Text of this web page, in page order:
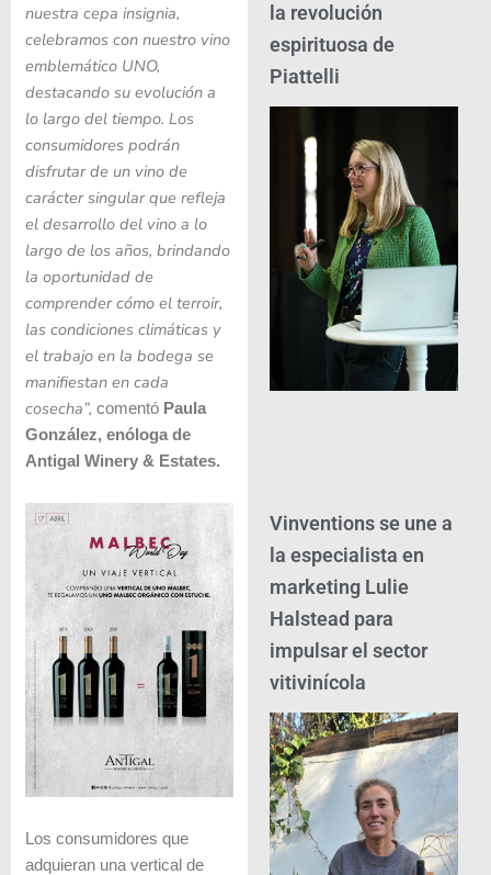
nuestra cepa insignia,
celebramos con nuestro vino
emblemático UNO,
destacando su evolución a
lo largo del tiempo. Los
consumidores podrán
disfrutar de un vino de
carácter singular que refleja
el desarrollo del vino a lo
largo de los años, brindando
la oportunidad de
comprender cómo el terroir,
las condiciones climáticas y
el trabajo en la bodega se
manifiestan en cada
cosecha”, comentó Paula
González, enóloga de
Antigal Winery & Estates.
Los consumidores que
adquieran una vertical de
la revolución
espirituosa de
Piattelli
Vinventions se une a
la especialista en
marketing Lulie
Halstead para
impulsar el sector
vitivinícola